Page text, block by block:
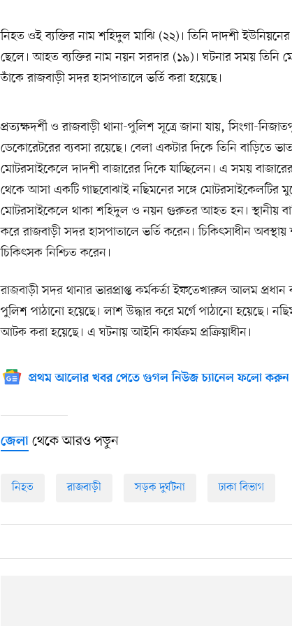
নিহত ওই ব্যক্তির নাম শহিদুল মাঝি (২২)। তিনি দাদশী
ছেলে। আহত ব্যক্তির নাম নয়ন সরদার (১৯)। ঘটনার সময় তিনি
তাঁকে রাজবাড়ী সদর হাসপাতালে ভর্তি করা হয়েছে।
প্রত্যক্ষদর্শী ও রাজবাড়ী থানা-পুলিশ সূত্রে জানা যায়, সিংগা-
ডেকোরেটরের ব্যবসা রয়েছে। বেলা একটার দিকে তিনি বাড়িতে
মোটরসাইকেলে দাদশী বাজারের দিকে যাচ্ছিলেন। এ সময়
থেকে আসা একটি গাছবোঝাই নছিমনের সঙ্গে মোটরসাইকেলটির
মোটরসাইকেলে থাকা শহিদুল ও নয়ন গুরুতর আহত হন। স্থানীয়
করে রাজবাড়ী সদর হাসপাতালে ভর্তি করেন। চিকিৎসাধীন
চিকিৎসক নিশ্চিত করেন।
রাজবাড়ী সদর থানার ভারপ্রাপ্ত কর্মকর্তা ইফতেখারুল আলম
পুলিশ পাঠানো হয়েছে। লাশ উদ্ধার করে মর্গে পাঠানো হয়েছে।
আটক করা হয়েছে। এ ঘটনায় আইনি কার্যক্রম প্রক্রিয়াধীন।
প্রথম আলোর খবর পেতে গুগল নিউজ চ্যানেল ফলো করুন
জেলা থেকে আরও পড়ুন
নিহত রাজবাড়ী সড়ক দুর্ঘটনা ঢাকা বিভাগ